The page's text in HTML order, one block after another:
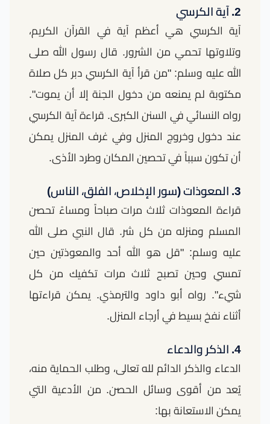
2. آية الكرسي
آية الكرسي هي أعظم آية في القرآن الكريم،
وتلاوتها تحمي من الشرور. قال رسول الله صلى
الله عليه وسلم: "من قرأ آية الكرسي دبر كل صلاة
مكتوبة لم يمنعه من دخول الجنة إلا أن يموت".
رواه النسائي في السنن الكبرى. قراءة آية الكرسي
عند دخول وخروج المنزل وفي غرف المنزل يمكن
أن تكون سبباً في تحصين المكان وطرد الأذى.
3. المعوذات (سور الإخلاص، الفلق، الناس)
قراءة المعوذات ثلاث مرات صباحاً ومساءً تحصن
المسلم ومنزله من كل شر. قال النبي صلى الله
عليه وسلم: "قل هو الله أحد والمعوذتين حين
تمسي وحين تصبح ثلاث مرات تكفيك من كل
شيء". رواه أبو داود والترمذي. يمكن قراءتها
أثناء نفخ بسيط في أرجاء المنزل.
4. الذكر والدعاء
الدعاء والذكر الدائم لله تعالى، وطلب الحماية منه،
يُعد من أقوى وسائل الحصن. من الأدعية التي
يمكن الاستعانة بها: